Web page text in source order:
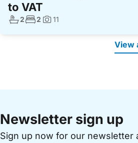
to VAT
No. bathrooms:
2No. bedrooms:
2 Photos:
11
View
Newsletter sign up
Sign up now for our newsletter